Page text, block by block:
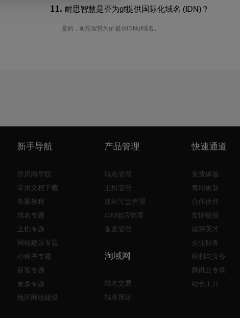
11. 耐思智慧是否为gf提供国际化域名 (IDN)？
是的，耐思智慧为gf 提供IDNgf域名。
新手导航
耐思商学院
常用文档下载
备案教程
域名专题
主机专题
网站建设专题
小程序专题
获客专题
更多专题
地区网站建设
产品管理
域名管理
主机管理
建站宝盒管理
400电话管理
备案管理
淘域网
域名交易
域名预定
快速通道
免费体验
每周更新
合作伙伴
友情链接
诚聘英才
企业服务
权利与义务
腾讯云专场
站长工具